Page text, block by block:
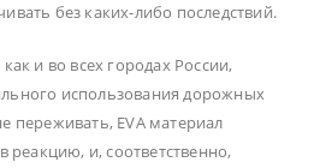
без каких-либо последствий.
и во всех городах России,
использования дорожных
переживать, EVA материал
реакцию, и, соответственно,